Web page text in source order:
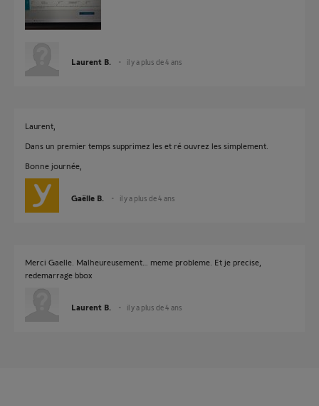
Laurent B. il y a plus de 4 ans
Laurent,
Dans un premier temps supprimez les et ré ouvrez les simplement.
Bonne journée,
Gaëlle B. il y a plus de 4 ans
Merci Gaelle. Malheureusement… meme probleme. Et je precise,
redemarrage bbox
Laurent B. il y a plus de 4 ans